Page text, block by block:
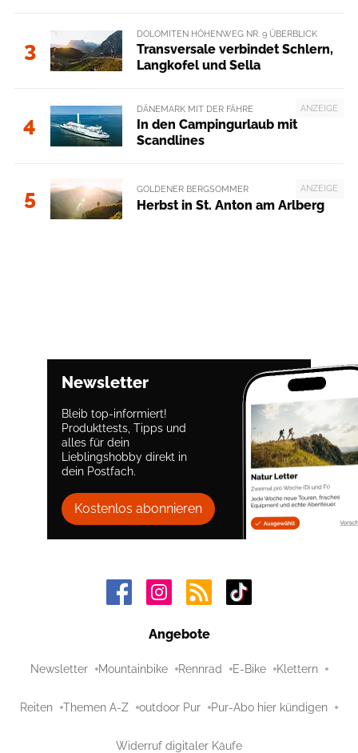
3
DOLOMITEN HÖHENWEG NR. 9 ÜBERBLICK
Transversale verbindet Schlern,
Langkofel und Sella
4
ANZEIGE
DÄNEMARK MIT DER FÄHRE
In den Campingurlaub mit
Scandlines
5 ANZEIGE
GOLDENER BERGSOMMER
Herbst in St. Anton am Arlberg
Newsletter
Bleib top-informiert!
Produkttests, Tipps und
alles für dein
Lieblingshobby direkt in
dein Postfach.
Kostenlos abonnieren
Angebote
Newsletter Mountainbike Rennrad E-Bike Klettern
Reiten Themen A-Z outdoor Pur Pur-Abo hier kündigen
Widerruf digitaler Käufe